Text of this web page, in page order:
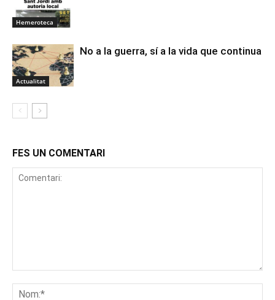
Hemeroteca
Actualitat
No a la guerra, sí a la vida que continua
FES UN COMENTARI